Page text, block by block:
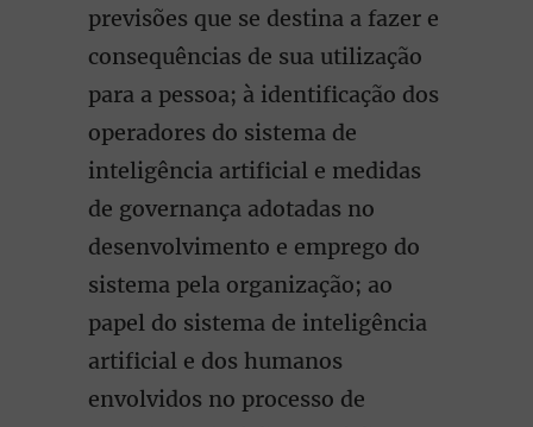
previsões que se destina a fazer e
consequências de sua utilização
para a pessoa; à identificação dos
operadores do sistema de
inteligência artificial e medidas
de governança adotadas no
desenvolvimento e emprego do
sistema pela organização; ao
papel do sistema de inteligência
artificial e dos humanos
envolvidos no processo de